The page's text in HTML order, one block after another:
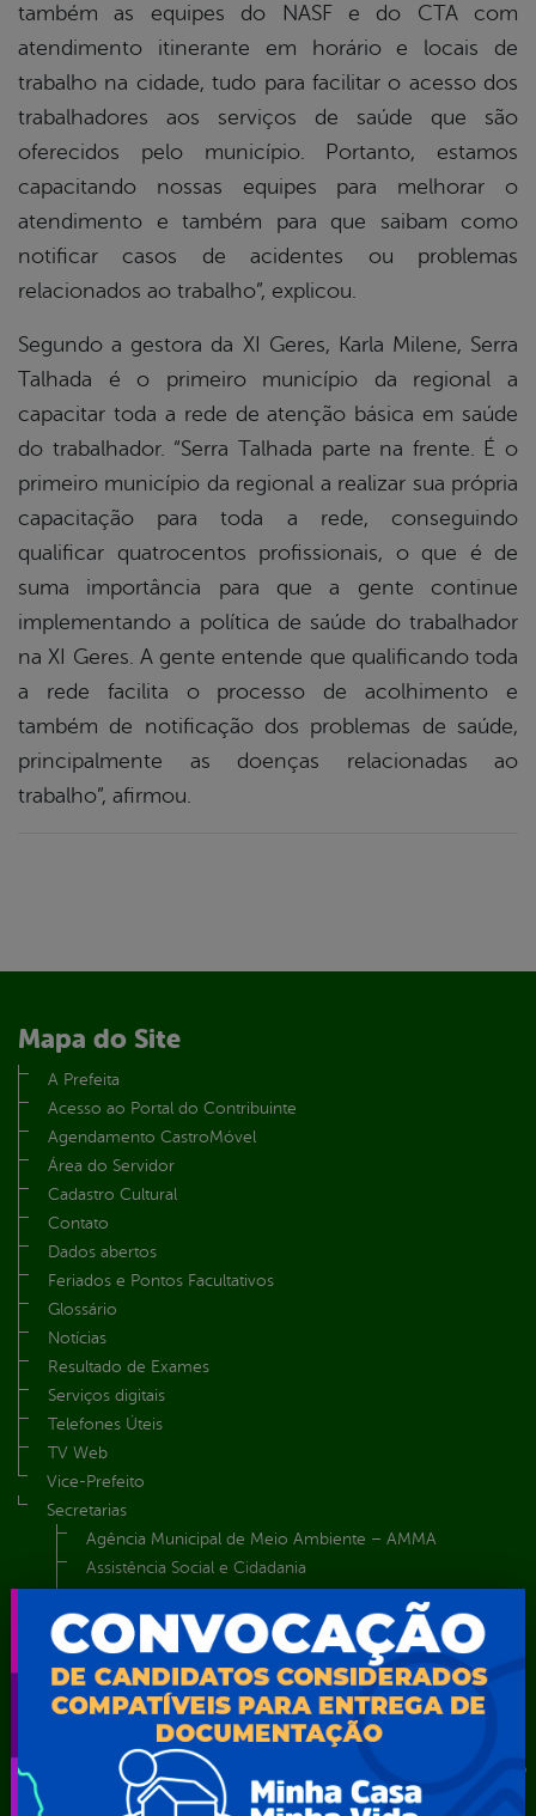
também as equipes do NASF e do CTA com
atendimento itinerante em horário e locais de
trabalho na cidade, tudo para facilitar o acesso dos
trabalhadores aos serviços de saúde que são
oferecidos pelo município. Portanto, estamos
capacitando nossas equipes para melhorar o
atendimento e também para que saibam como
notificar casos de acidentes ou problemas
relacionados ao trabalho”, explicou.
Segundo a gestora da XI Geres, Karla Milene, Serra
Talhada é o primeiro município da regional a
capacitar toda a rede de atenção básica em saúde
do trabalhador. “Serra Talhada parte na frente. É o
primeiro município da regional a realizar sua própria
capacitação para toda a rede, conseguindo
qualificar quatrocentos profissionais, o que é de
suma importância para que a gente continue
implementando a política de saúde do trabalhador
na XI Geres. A gente entende que qualificando toda
a rede facilita o processo de acolhimento e
também de notificação dos problemas de saúde,
principalmente as doenças relacionadas ao
trabalho”, afirmou.
Mapa do Site
A Prefeita
Acesso ao Portal do Contribuinte
Agendamento CastroMóvel
Área do Servidor
Cadastro Cultural
Contato
Dados abertos
Feriados e Pontos Facultativos
Glossário
Notícias
Resultado de Exames
Serviços digitais
Telefones Úteis
TV Web
Vice-Prefeito
Secretarias
Agência Municipal de Meio Ambiente – AMMA
Assistência Social e Cidadania
Autarquia Educacional de Serra Talhada – AESET
Comando da Guarda Municipal-CGM
Diretoria da Defesa Civil
FUNDAÇÃO CULTURAL DE SERRA TALHADA
Gabinete da Prefeita
Gabinete do Vice-Prefeito
Instituto de Previdência Própria dos Servidores Públicos do
Município de Serra Talhada-IPPS